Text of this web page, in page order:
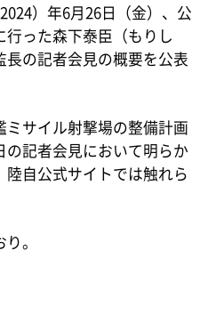
）年6月26日（金）、公
った森下泰臣（もりし
の記者会見の概要を公表
サイル射撃場の整備計画
記者会見において明らか
自公式サイトでは触れら
。